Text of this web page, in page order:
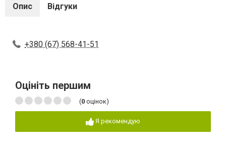
Опис Відгуки
+380 (67) 568-41-51
Оцініть першим
(0 оцінок)
Я рекомендую